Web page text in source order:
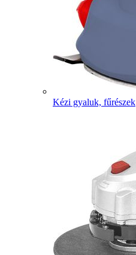
Kézi gyaluk, fűrészek